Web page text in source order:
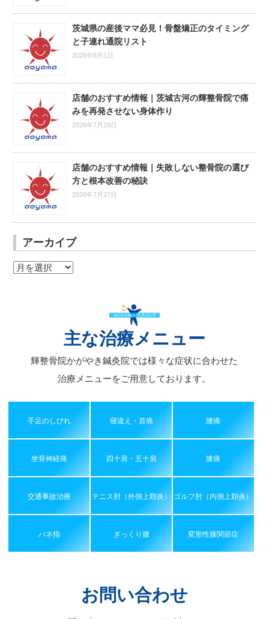
茨城県の産後ママ必見！骨盤矯正のタイミング
と子連れ通院リスト
2026年8月1日
店舗のおすすめ情報｜茨城古河の輝整骨院で痛
みを再発させない身体作り
2026年7月29日
店舗のおすすめ情報｜失敗しない整骨院の選び
方と根本改善の秘訣
2026年7月27日
アーカイブ
ア
主な治療メニュー
輝整骨院かがやき鍼灸院では様々な症状に合わせた
治療メニューをご用意しております。
手足のしびれ 寝違え・首痛 腰痛
坐骨神経痛 四十肩・五十肩 膝痛
交通事故治療 テニス肘（外側上顆炎） ゴルフ肘（内側上顆炎）
バネ指 ぎっくり腰 変形性膝関節症
お問い合わせ